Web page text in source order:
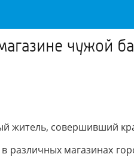
чужой
житель, совершивший
различных магазинах